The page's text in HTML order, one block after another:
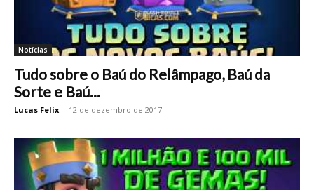
Notícias
Tudo sobre o Baú do Relâmpago, Baú da
Sorte e Baú...
Lucas Felix - 12 de dezembro de 2017